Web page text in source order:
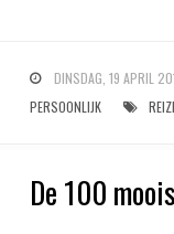
DINSDAG, 19 APRIL
PERSOONLIJK
De 100